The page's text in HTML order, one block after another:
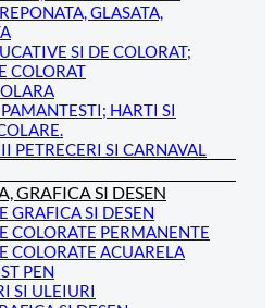
GLASATA,
SI DE COLORAT;
COLORAT
HARTI SI
PETRECERI SI CARNAVAL
GRAFICA SI DESEN
GRAFICA SI DESEN
COLORATE PERMANENTE
COLORATE ACUARELA
PEN
SI ULEIURI